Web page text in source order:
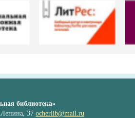
библиотека»
37 ocherlib@mail.ru